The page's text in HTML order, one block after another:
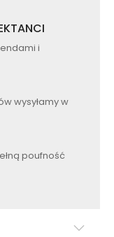
i
wysyłamy w
poufność